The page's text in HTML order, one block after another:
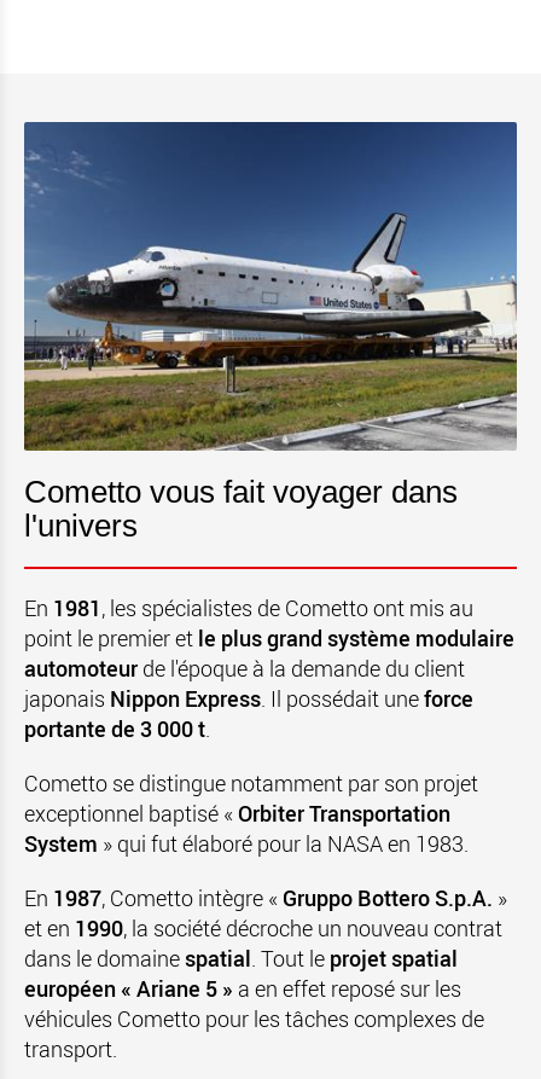
Cometto vous fait voyager dans
l'univers
En 1981, les spécialistes de Cometto ont mis au
point le premier et le plus grand système modulaire
automoteur de l'époque à la demande du client
japonais Nippon Express . Il possédait uneforce
portante de 3 000 t
Cometto se distingue notamment par son projet
exceptionnel baptisé « Orbiter Transportation
System » qui fut élaboré pour la NASA en 1983.
En 1987, Cometto intègre « Gruppo Bottero S.p.A. »
et en 1990, la société décroche un nouveau contrat
dans le domainespatial . Tout le projet spatial
européen « Ariane 5 » a en effet reposé sur les
véhicules Cometto pour les tâches complexes de
transport.